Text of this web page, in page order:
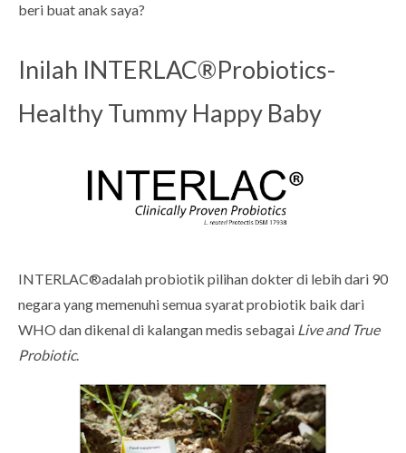
beri buat anak saya?
Inilah INTERLAC®Probiotics-
Healthy Tummy Happy Baby
INTERLAC®adalah probiotik pilihan dokter di lebih dari 90
negara yang memenuhi semua syarat probiotik baik dari
WHO dan dikenal di kalangan medis sebagai Live and True
Probiotic.